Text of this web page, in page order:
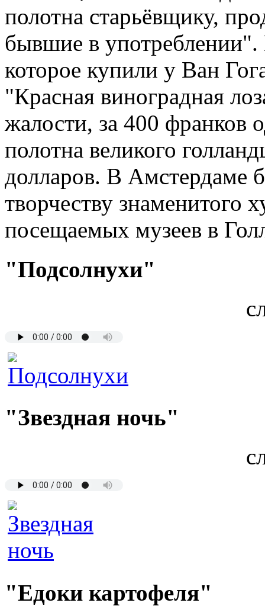
полотна старьёвщику,
бывшие в
которое купили у Ван
"Красная виноградная
жалости, за 400 франков
полотна великого
долларов. В Амстердаме
творчеству знаменитого
посещаемых музеев в
"Подсолнухи"
"Звездная ночь"
"Едоки картофеля"